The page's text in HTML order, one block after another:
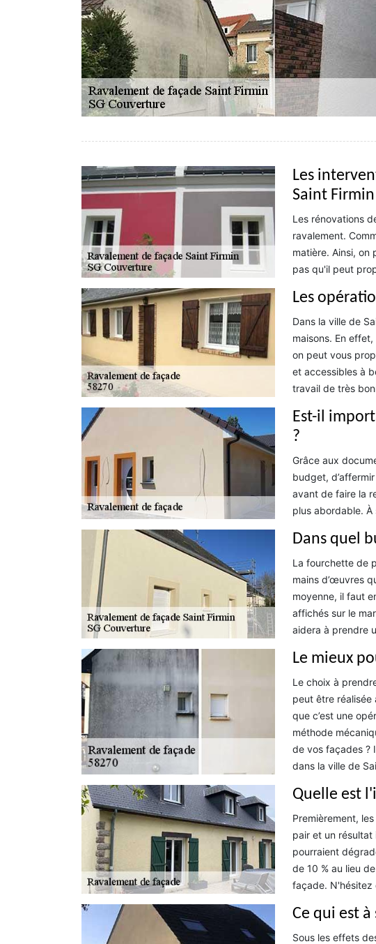
Les
Saint
Les rénovations
ravalement.
matière. Ainsi,
pas qu'il peut
Les
Dans la ville de
maisons. En
on peut vous
et accessibles à
travail de très
Est-il
?
Grâce aux
budget,
avant de faire la
plus abordable.
Dans quel
La fourchette de
mains d’œuvres
moyenne, il faut
affichés sur le
aidera à prendre
Le mieux
Le choix à
peut être réalisée
que c’est une
méthode
de vos façades ?
dans la ville de
Quelle est
Premièrement,
pair et un
pourraient
de 10 % au lieu
façade. N'hésitez
Ce qui est
Sous les effets